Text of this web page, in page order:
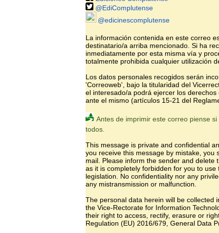
@EdiComplutense
@edicinescomplutense
La información contenida en este correo
destinatario/a arriba mencionado. Si ha
inmediatamente por esta misma vía y
totalmente prohibida cualquier utilización
Los datos personales recogidos serán
'Correoweb', bajo la titularidad del
el interesado/a podrá ejercer los
ante el mismo (artículos 15-21 del
Antes de imprimir este correo piense
todos.
This message is private and confidential
you receive this message by mistake,
mail. Please inform the sender and
as it is completely forbidden for you to
legislation. No confidentiality nor any
any mistransmission or malfunction.
The personal data herein will be collected
the Vice-Rectorate for Information
their right to access, rectify, erasure or
Regulation (EU) 2016/679, General Data